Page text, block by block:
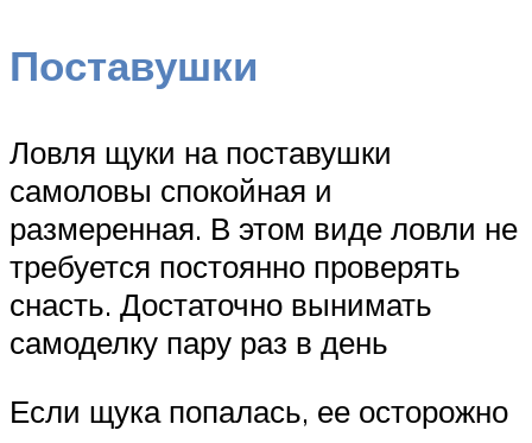
Поставушки
Ловля щуки на поставушки
самоловы спокойная и
размеренная. В этом виде ловли не
требуется постоянно проверять
снасть. Достаточно вынимать
самоделку пару раз в день
Если щука попалась, ее осторожно